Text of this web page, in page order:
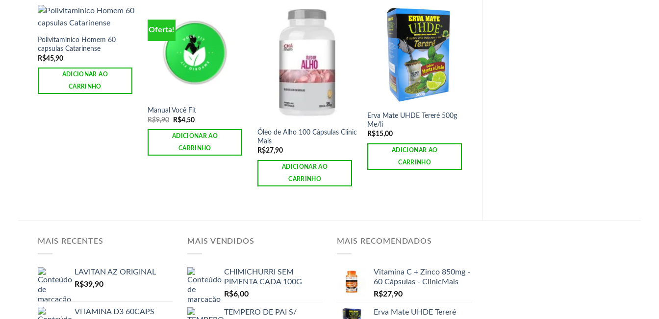
Polivitaminico Homem 60
capsulas Catarinense
R$45,90
ADICIONAR AO
CARRINHO
Oferta!
Manual Você Fit
R$9,90
O
original
era:
R$9,90.
R$4,50O
atual
é:
R$4,50.
ADICIONAR AO
CARRINHO
Óleo de Alho 100 Cápsulas Clinic
Mais
R$27,90
ADICIONAR AO
CARRINHO
Erva Mate UHDE Tereré 500g
Me/li
R$15,00
ADICIONAR AO
CARRINHO
MAIS RECENTES
LAVITAN AZ ORIGINAL
R$39,90
VITAMINA D3 60CAPS
MAIS VENDIDOS
CHIMICHURRI SEM
PIMENTA CADA 100G
R$6,00
TEMPERO DE PAI S/
MAIS RECOMENDADOS
Vitamina C + Zinco 850mg -
60 Cápsulas - ClinicMais
R$27,90
Erva Mate UHDE Tereré